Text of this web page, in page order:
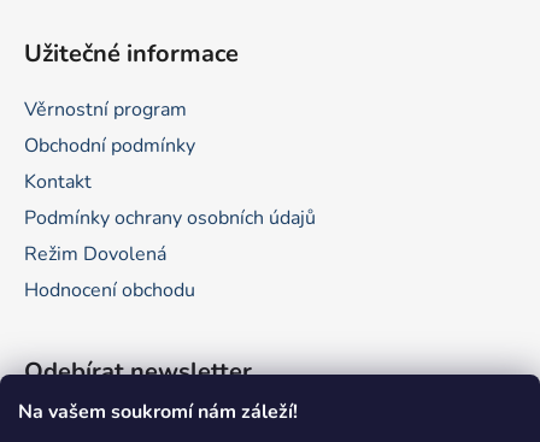
Na vašem soukromí nám záleží!
Užitečné informace
Věrnostní program
Obchodní podmínky
Kontakt
Podmínky ochrany osobních údajů
Režim Dovolená
Hodnocení obchodu
Odebírat newsletter
Vložte svůj e-mail a my vám budeme zasílat informace o